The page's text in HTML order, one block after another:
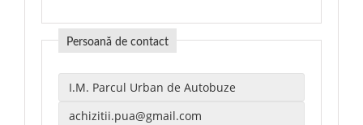
Persoană de contact